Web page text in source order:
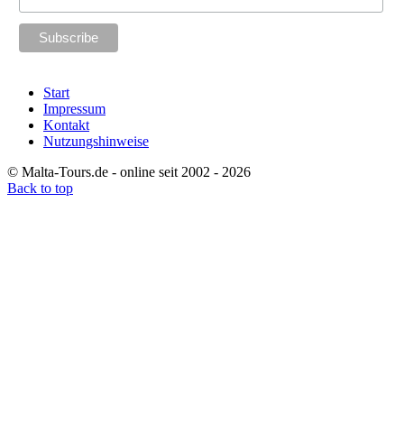
Start
Impressum
Kontakt
Nutzungshinweise
© Malta-Tours.de - online seit 2002 - 2026
Back to top